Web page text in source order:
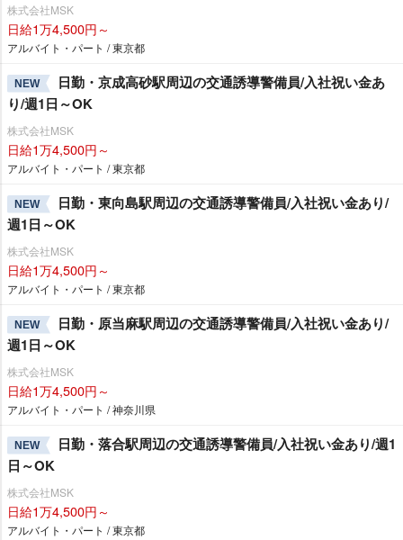
株式会社MSK
日給1万4,500円～
アルバイト・パート / 東京都
NEW
日勤・京成高砂駅周辺の交通誘導警備員/入社祝い金あ
り/週1日～OK
株式会社MSK
日給1万4,500円～
アルバイト・パート / 東京都
NEW
日勤・東向島駅周辺の交通誘導警備員/入社祝い金あり/
週1日～OK
株式会社MSK
日給1万4,500円～
アルバイト・パート / 東京都
NEW
日勤・原当麻駅周辺の交通誘導警備員/入社祝い金あり/
週1日～OK
株式会社MSK
日給1万4,500円～
アルバイト・パート / 神奈川県
NEW
日勤・落合駅周辺の交通誘導警備員/入社祝い金あり/週1
日～OK
株式会社MSK
日給1万4,500円～
アルバイト・パート / 東京都